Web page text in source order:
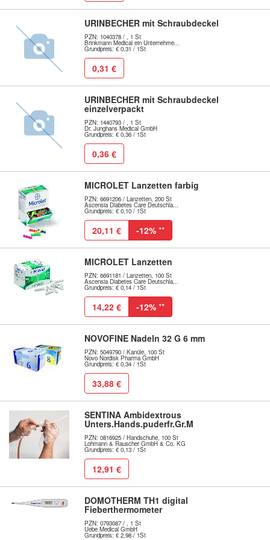
URINBECHER mit Schraubdeckel
PZN: 1040378 / , 1 St
Brinkmann Medical ein Unternehme...
Grundpreis: € 0,31 / 1St
0,31 €
URINBECHER mit Schraubdeckel
einzelverpackt
PZN: 1440793 / , 1 St
Dr. Junghans Medical GmbH
Grundpreis: € 0,36 / 1St
0,36 €
MICROLET Lanzetten farbig
PZN: 6691206 / Lanzetten, 200 St
Ascensia Diabetes Care Deutschla...
Grundpreis: € 0,10 / 1St
20,11 € -12% **
MICROLET Lanzetten
PZN: 6691181 / Lanzetten, 100 St
Ascensia Diabetes Care Deutschla...
Grundpreis: € 0,14 / 1St
14,22 € -12% **
NOVOFINE Nadeln 32 G 6 mm
PZN: 5049790 / Kanüle, 100 St
Novo Nordisk Pharma GmbH
Grundpreis: € 0,34 / 1St
33,88 €
SENTINA Ambidextrous
Unters.Hands.puderfr.Gr.M
PZN: 0816925 / Handschuhe, 100 St
Lohmann & Rauscher GmbH & Co. KG
Grundpreis: € 0,13 / 1St
12,91 €
DOMOTHERM TH1 digital
Fieberthermometer
PZN: 0793087 / , 1 St
Uebe Medical GmbH
Grundpreis: € 2,98 / 1St